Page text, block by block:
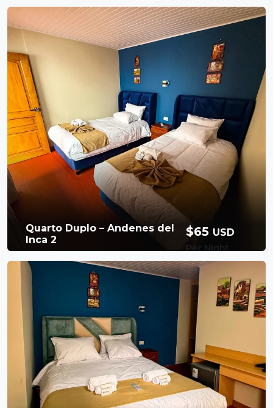
O Quarto Triplo do Andenes del Inca II foi
projetado para oferecer conforto e
praticidade, com amplo espaço para famílias,
amigos ou pequenos grupos viajando juntos.
Com um ambiente acolhedor e belas
1 cama de casal, 2
camas de solteiro
Free Wi-Fi
Banheiro privativo
Banho quente
Café da manhã
incluso
Booking Now
Quarto Duplo – Andenes del
Inca 2
$65 USD
Per Night
Quarto Duplo – Andenes del Inca II O Quarto
Duplo do Andenes del Inca II oferece um
espaço tranquilo e confortável com uma
bela vista panorâmica dos arredores de
Ollantaytambo. É perfeito para amig
2 Persons
2 camas de solteiro
Free Wi-Fi
Banheiro privativo
Banho quente
Café da manhã
incluso